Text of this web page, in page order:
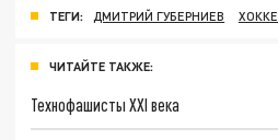
ТЕГИ: ДМИТРИЙ ГУБЕРНИЕВ
ЧИТАЙТЕ ТАКЖЕ:
Технофашисты XXI века